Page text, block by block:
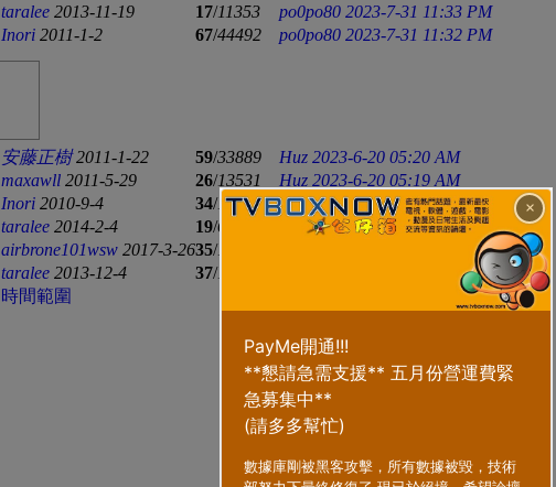
×
taralee 2013-11-19 17/11353 po0po80 2023-7-31 11:33 PM
Inori 2011-1-2 67/44492 po0po80 2023-7-31 11:32 PM
安藤正樹 2011-1-22 59/33889 Huz 2023-6-20 05:20 AM
maxawll 2011-5-29 26/13531 Huz 2023-6-20 05:19 AM
Inori 2010-9-4 34/18616 Huz 2023-6-20 05:14 AM
taralee 2014-2-4 19/6543 Huz 2023-6-9 02:34 AM
airbrone101wsw 2017-3-2635/10941
taralee 2013-12-4 37/11262
2023-6-6 12:21 AM
時間範圍